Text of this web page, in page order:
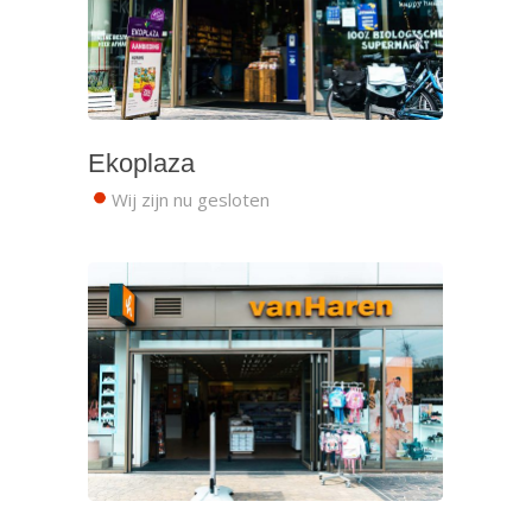
Ekoplaza
Wij zijn nu gesloten